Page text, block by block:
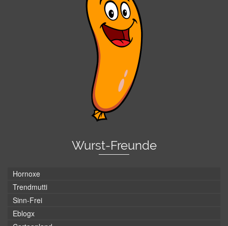
Wurst-Freunde
Hornoxe
Trendmutti
Sinn-Frei
Eblogx